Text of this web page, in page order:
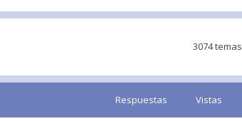
3074 temas
Respuestas Vistas